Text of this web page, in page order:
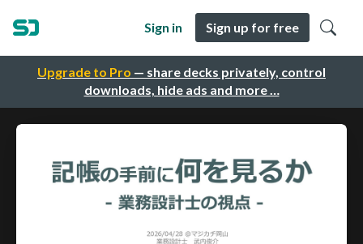
Upgrade to Pro — share decks privately, control
downloads, hide ads and more …
Sign in Sign up for free